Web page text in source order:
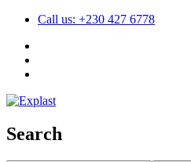
Call us: +230 427 6778
Search